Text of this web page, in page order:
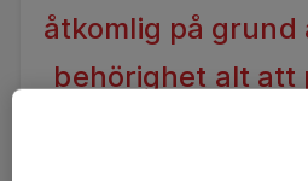
åtkomlig på grund
behörighet alt att